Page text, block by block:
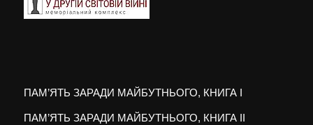
ПАМ’ЯТЬ ЗАРАДИ МАЙБУТНЬОГО, КНИГА I
ПАМ’ЯТЬ ЗАРАДИ МАЙБУТНЬОГО, КНИГА II